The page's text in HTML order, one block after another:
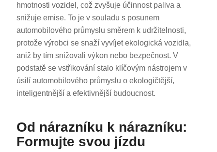
hmotnosti vozidel, což zvyšuje účinnost paliva a
snižuje emise. To je v souladu s posunem
automobilového průmyslu směrem k udržitelnosti,
protože výrobci se snaží vyvíjet ekologická vozidla,
aniž by tím snižovali výkon nebo bezpečnost. V
podstatě se vstřikování stalo klíčovým nástrojem v
úsilí automobilového průmyslu o ekologičtější,
inteligentnější a efektivnější budoucnost.
Od nárazníku k nárazníku:
Formujte svou jízdu